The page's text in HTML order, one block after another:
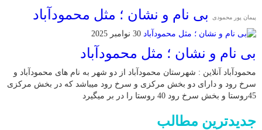
پیمان پور محمودی بی نام و نشان ؛ مثل محمودآباد
30 نوامبر 2025
بی نام و نشان ؛ مثل محمودآباد
محمودآباد آنلاین : شهرستان محمودآباد از دو شهر به نام های محمودآباد و
‌سرخ رود و دارای دو بخش مرکزی و سرخ رود میباشد که در بخش مرکزی
45روستا و بخش سرخ رود 40 روستا را در بر میگیرد
جدیدترین مطالب